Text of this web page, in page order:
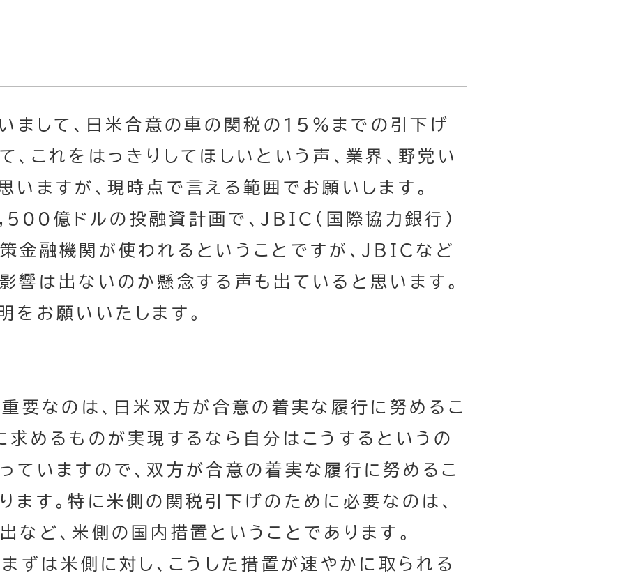
いまして、日米合意の車の関税の15％までの引下げ
、これをはっきりしてほしいという声、業界、野党い
いますが、現時点で言える範囲でお願いします。
億ドルの投融資計画で、JBIC（国際協力銀行）
金融機関が使われるということですが、JBICなど
響は出ないのか懸念する声も出ていると思います。
をお願いいたします。
重要なのは、日米双方が合意の着実な履行に努めるこ
求めるものが実現するなら自分はこうするというの
ていますので、双方が合意の着実な履行に努めるこ
ます。特に米側の関税引下げのために必要なのは、
など、米側の国内措置ということであります。
ずは米側に対し、こうした措置が速やかに取られる